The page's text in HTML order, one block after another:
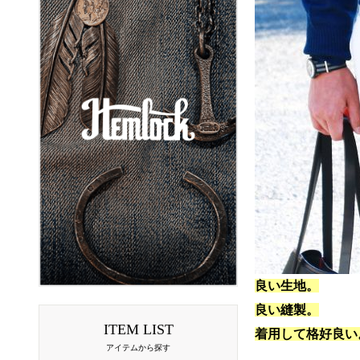
ITEM LIST
アイテムから探す
良い生地。
良い縫製。
着用して格好良い